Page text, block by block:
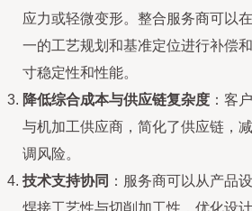
应力或轻微变形。整合服务商可以
一的工艺规划和基准定位进行补偿
寸稳定性和性能。
降低综合成本与供应链复杂度 ：客
与机加工供应商，简化了供应链，
调风险。
技术支持协同 ：服务商可以从产品
焊接工艺性与切削加工性，优化设